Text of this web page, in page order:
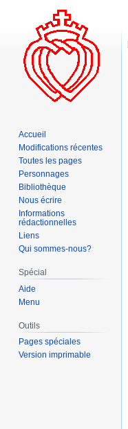
Accueil
Modifications récentes
Toutes les pages
Personnages
Bibliothèque
Nous écrire
Informations
rédactionnelles
Liens
Qui sommes-nous?
Spécial
Aide
Menu
Outils
Pages spéciales
Version imprimable